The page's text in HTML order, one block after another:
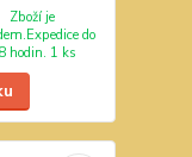
Zboží je
do
hodin. 1 ks